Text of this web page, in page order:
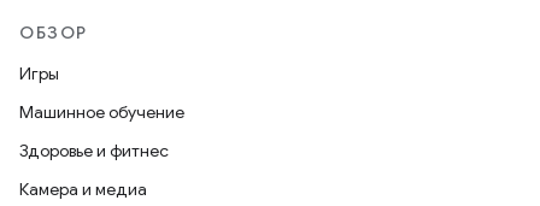
ОБЗОР
Игры
Машинное обучение
Здоровье и фитнес
Камера и медиа